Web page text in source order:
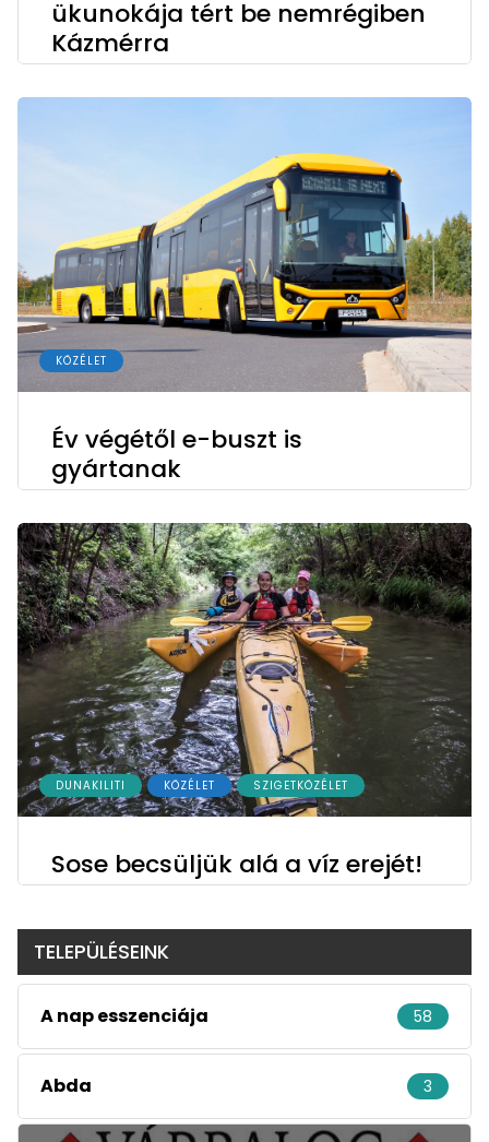
ükunokája tért be nemrégiben
Kázmérra
KÖZÉLET
Év végétől e-buszt is
gyártanak
DUNAKILITI KÖZÉLET SZIGETKÖZÉLET
Sose becsüljük alá a víz erejét!
TELEPÜLÉSEINK
A nap esszenciája 58
Abda 3